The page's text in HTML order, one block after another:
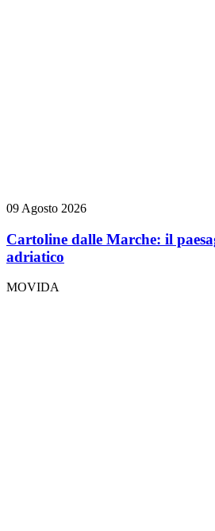
09 Agosto 2026
Cartoline dalle Marche: il
adriatico
MOVIDA